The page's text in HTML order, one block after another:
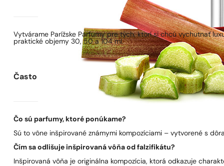
Vytvárame Parížske Parfumy pre tých, ktorí si chcú vychutnať
praktické objemy 30, 50 a 104 ml.
Často kladené otázky
Čo sú parfumy, ktoré ponúkame?
Sú to vône inšpirované známymi kompozíciami – vytvorené s
Čím sa odlišuje inšpirovaná vôňa od falzifikátu?
Inšpirovaná vôňa je originálna kompozícia, ktorá odkazuje